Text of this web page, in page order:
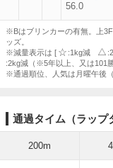
56.0
※Bはブリンカーの有無。上
ッズ。
※減量表示は [
:1kg減
:2kg減（※5年以上、又は101
※通過順位、人気は月曜午後
通過タイム（ラップ
200m